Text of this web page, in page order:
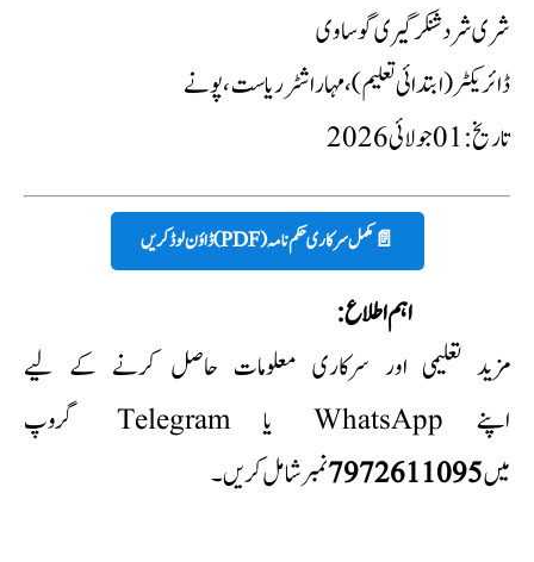
شری شرد شنکرگیری گوساوی
ڈائریکٹر (ابتدائی تعلیم)، مہاراشٹر ریاست، پونے
تاریخ: 01 جولائی 2026
📄 مکمل سرکاری حکم نامہ (PDF) ڈاؤن لوڈ کریں
اہم اطلاع:
مزید تعلیمی اور سرکاری معلومات حاصل کرنے کے لیے
اپنے WhatsApp یا Telegram گروپ
میں7972611095نمبر شامل کریں۔